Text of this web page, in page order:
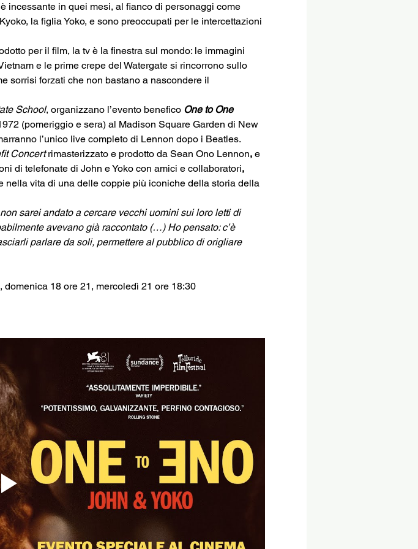
incessante in quei mesi, al fianco di personaggi come
la figlia Yoko, e sono preoccupati per le intercettazioni
per il film, la tv è la finestra sul mondo: le immagini
e le prime crepe del Watergate si rincorrono sullo
sorrisi forzati che non bastano a nascondere il
School, organizzano l’evento benefico One to One
(pomeriggio e sera) al Madison Square Garden di New
l’unico live completo di Lennon dopo i Beatles.
Concert rimasterizzato e prodotto da Sean Ono Lennon, e
di telefonate di John e Yoko con amici e collaboratori,
nella vita di una delle coppie più iconiche della storia della
sarei andato a cercare vecchi uomini sui loro letti di
avevano già raccontato (…) Ho pensato: c’è
parlare da soli, permettere al pubblico di origliare
18 ore 21, mercoledì 21 ore 18:30